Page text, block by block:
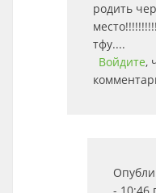
родить
тфу....
Войдите,